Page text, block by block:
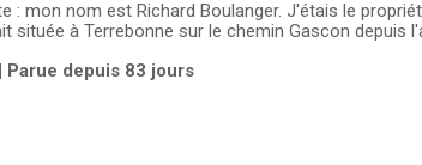
: mon nom est Richard Boulanger. J'étais le
située à Terrebonne sur le chemin Gascon depuis
Parue depuis 83 jours